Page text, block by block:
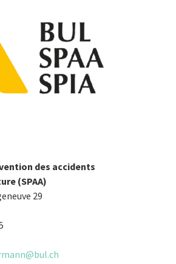
des accidents
(SPAA)
29